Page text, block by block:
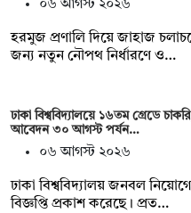
০৬ আগস্ট ২০২৬
হরমুজ প্রণালি দিয়ে জাহাজ
জন্য নতুন নৌপথ নির্ধারণে ও…
ঢাকা বিশ্ববিদ্যালয়ে ১৬তম গ্রেডে
আবেদন ৩০ আগস্ট পর্যন…
০৬ আগস্ট ২০২৬
ঢাকা বিশ্ববিদ্যালয় জনবল নিয়োগে
বিজ্ঞপ্তি প্রকাশ করেছে। প্রত…